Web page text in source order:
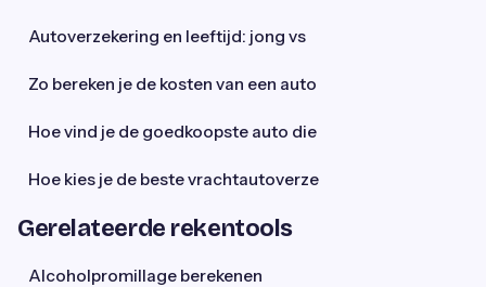
Autoverzekering en leeftijd: jong vs
Zo bereken je de kosten van een auto
Hoe vind je de goedkoopste auto die
Hoe kies je de beste vrachtautoverze
Gerelateerde rekentools
Alcoholpromillage berekenen